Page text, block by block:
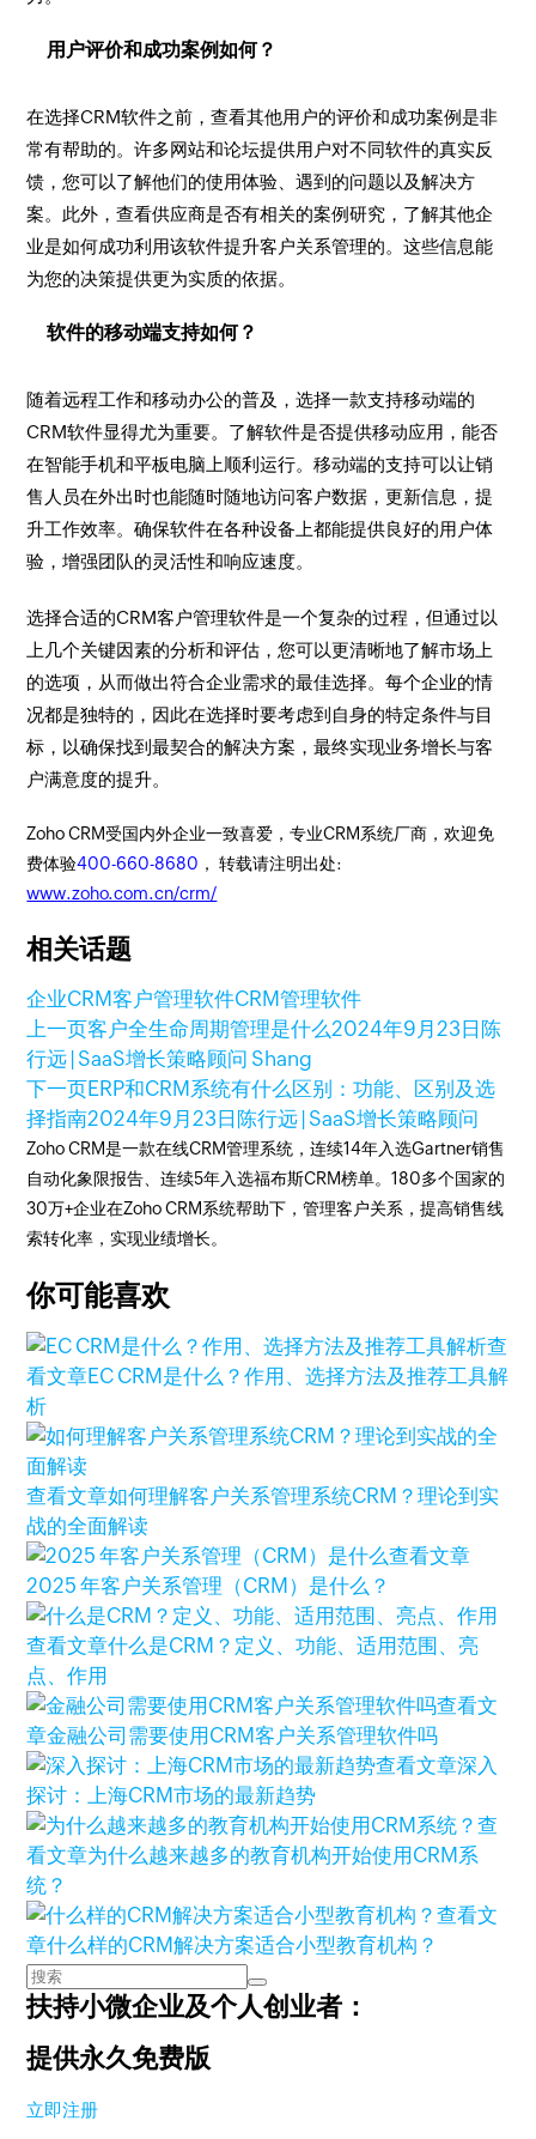
用户评价和成功案例如何？
在选择CRM软件之前，查看其他用户的评价和成功案例是非
常有帮助的。许多网站和论坛提供用户对不同软件的真实反
馈，您可以了解他们的使用体验、遇到的问题以及解决方
案。此外，查看供应商是否有相关的案例研究，了解其他企
业是如何成功利用该软件提升客户关系管理的。这些信息能
为您的决策提供更为实质的依据。
软件的移动端支持如何？
随着远程工作和移动办公的普及，选择一款支持移动端的
CRM软件显得尤为重要。了解软件是否提供移动应用，能否
在智能手机和平板电脑上顺利运行。移动端的支持可以让销
售人员在外出时也能随时随地访问客户数据，更新信息，提
升工作效率。确保软件在各种设备上都能提供良好的用户体
验，增强团队的灵活性和响应速度。
选择合适的CRM客户管理软件是一个复杂的过程，但通过以
上几个关键因素的分析和评估，您可以更清晰地了解市场上
的选项，从而做出符合企业需求的最佳选择。每个企业的情
况都是独特的，因此在选择时要考虑到自身的特定条件与目
标，以确保找到最契合的解决方案，最终实现业务增长与客
户满意度的提升。
Zoho CRM受国内外企业一致喜爱，专业CRM系统厂商，欢迎免
费体验400-660-8680 ， 转载请注明出处:
www.zoho.com.cn/crm/
相关话题
企业CRM客户管理软件CRM管理软件
上一页客户全生命周期管理是什么2024年9月23日 陈
行远 | SaaS增长策略顾问 Shang
下一页ERP和CRM系统有什么区别：功能、区别及选
择指南2024年9月23日 陈行远 | SaaS增长策略顾问
Zoho CRM是一款在线CRM管理系统，连续14年入选Gartner销售
自动化象限报告、连续5年入选福布斯CRM榜单。180多个国家的
30万+企业在Zoho CRM系统帮助下，管理客户关系，提高销售线
索转化率，实现业绩增长。
你可能喜欢
查
看文章EC CRM是什么？作用、选择方法及推荐工具解
析
查看文章如何理解客户关系管理系统CRM？理论到实
战的全面解读
查看文章
2025 年客户关系管理（CRM）是什么？
查看文章什么是CRM？定义、功能、适用范围、亮
点、作用
查看文
章金融公司需要使用CRM客户关系管理软件吗
查看文章深入
探讨：上海CRM市场的最新趋势
查
看文章为什么越来越多的教育机构开始使用CRM系
统？
查看文
章什么样的CRM解决方案适合小型教育机构？
扶持小微企业及个人创业者：
提供永久免费版
立即注册